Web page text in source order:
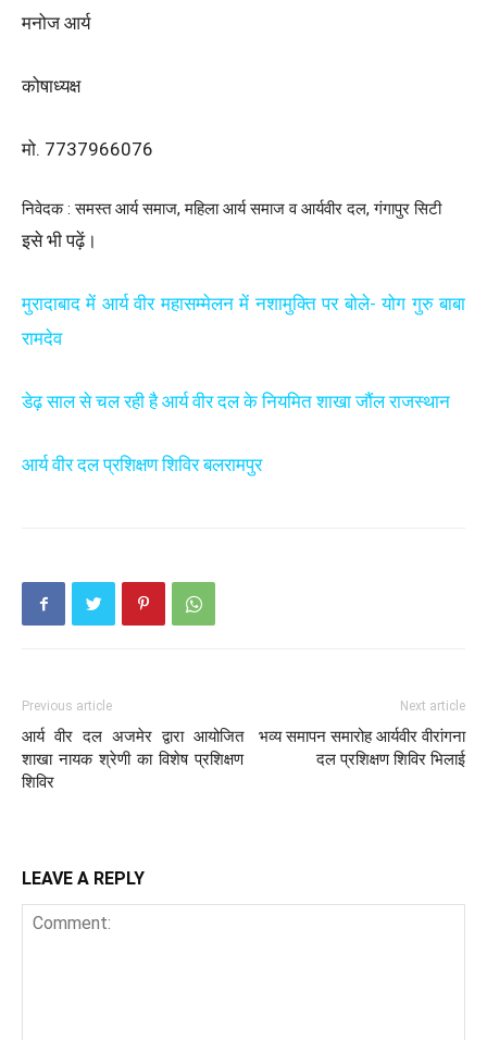
मनोज आर्य
कोषाध्यक्ष
मो. 7737966076
निवेदक : समस्त आर्य समाज, महिला आर्य समाज व आर्यवीर दल, गंगापुर सिटी
इसे भी पढ़ें।
मुरादाबाद में आर्य वीर महासम्मेलन में नशामुक्ति पर बोले- योग गुरु बाबा
रामदेव
डेढ़ साल से चल रही है आर्य वीर दल के नियमित शाखा जौंल राजस्थान
आर्य वीर दल प्रशिक्षण शिविर बलरामपुर
Previous article
आर्य वीर दल अजमेर द्वारा आयोजित
शाखा नायक श्रेणी का विशेष प्रशिक्षण
शिविर
Next article
भव्य समापन समारोह आर्यवीर वीरांगना
दल प्रशिक्षण शिविर भिलाई
LEAVE A REPLY